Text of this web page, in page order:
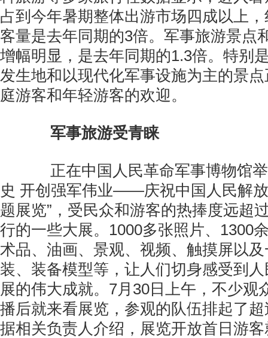
占到今年暑期整体出游市场四成以上
客量是去年同期的3倍。军事旅游景点
增幅明显，是去年同期的1.3倍。特别
发生地和以现代化军事设施为主的景
庭游客和年轻游客的欢迎。
军事旅游受青睐
正在中国人民革命军事博物馆举
史 开创强军伟业——庆祝中国人民解
题展览”，受民众和游客的热捧度远超
行的一些大展。1000多张照片、1300
术品、油画、景观、视频、触摸屏以
装、装备模型等，让人们切身感受到
展的伟大成就。7月30日上午，不少观
播后就来看展览，参观的队伍排起了
据相关负责人介绍，展览开放首日游